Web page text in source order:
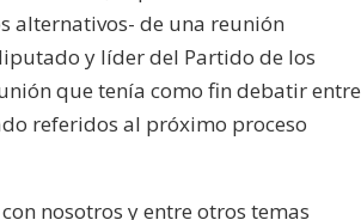
alternativos- de una reunión
y líder del Partido de los
que tenía como fin debatir entre
referidos al próximo proceso
nosotros y entre otros temas